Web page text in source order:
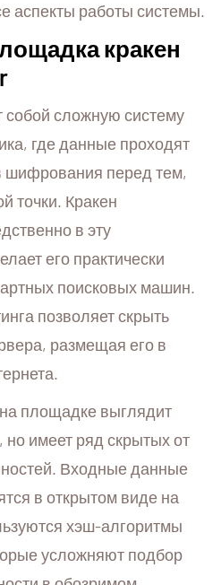
аспекты работы системы.
кракен
собой сложную систему
где данные проходят
шифрования перед тем,
точки. Кракен
в эту
его практически
поисковых машин.
позволяет скрыть
размещая его в
площадке выглядит
имеет ряд скрытых от
Входные данные
в открытом виде на
хэш-алгоритмы
усложняют подбор